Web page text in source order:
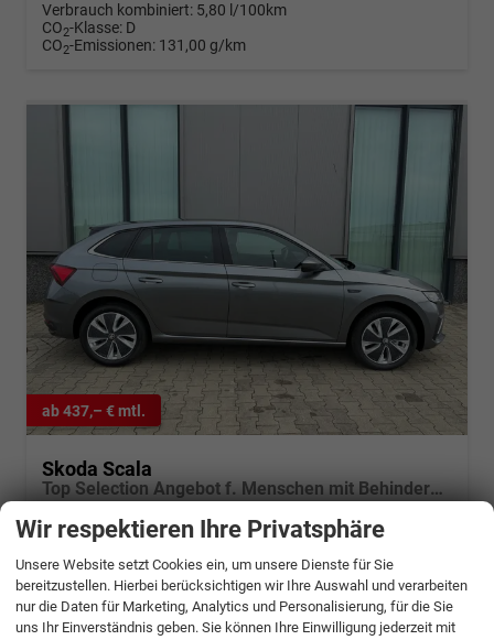
Verbrauch kombiniert: 5,80 l/100km
CO2-Klasse: D
CO2-Emissionen: 131,00 g/km
ab 437,– € mtl.
Skoda Scala
Top Selection Angebot f. Menschen mit Behinderung ab 50 %! 1.0 TSI 115PS DSG/Automatik, 16"-Leichtmetallräder, Climatronic, Verlängerte Heckscheibe, SunSet, Parksensoren hinten, Winter-Paket, M-Lederlenkrad beheizt, LED-Scheinwerfer, Tempomat, Virtual Cockpit, Radio
22.084,– € Details
Wir respektieren Ihre Privatsphäre
Unsere Website setzt Cookies ein, um unsere Dienste für Sie
bereitzustellen. Hierbei berücksichtigen wir Ihre Auswahl und verarbeiten
nur die Daten für Marketing, Analytics und Personalisierung, für die Sie
uns Ihr Einverständnis geben. Sie können Ihre Einwilligung jederzeit mit